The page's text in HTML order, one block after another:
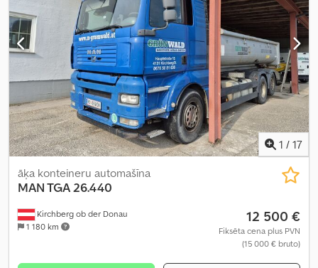
1 / 17
Kirchberg ob der Donau
1 180 km
āķa konteineru automašīna
MAN TGA26.440
12 500 €
Fiksēta cena plus PVN
(15 000 € bruto)